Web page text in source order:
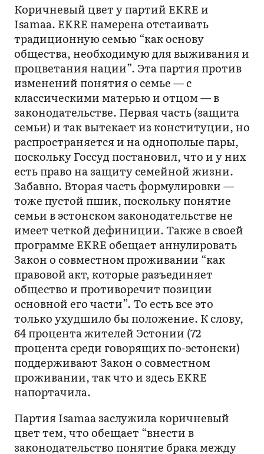
Коричневый цвет у партий EKRE и
Isamaa. EKRE намерена отстаивать
традиционную семью “как основу
общества, необходимую для выживания и
процветания нации”. Эта партия против
изменений понятия о семье — с
классическими матерью и отцом — в
законодательстве. Первая часть (защита
семьи) и так вытекает из конституции, но
распространяется и на однополые пары,
поскольку Госсуд постановил, что и у них
есть право на защиту семейной жизни.
Забавно. Вторая часть формулировки —
тоже пустой пшик, поскольку понятие
семьи в эстонском законодательстве не
имеет четкой дефиниции. Также в своей
программе EKRE обещает аннулировать
Закон о совместном проживании “как
правовой акт, которые разъединяет
общество и противоречит позиции
основной его части”. То есть все это
только ухудшило бы положение. К слову,
64 процента жителей Эстонии (72
процента среди говорящих по-эстонски)
поддерживают Закон о совместном
проживании, так что и здесь EKRE
напортачила.
Партия Isamaa заслужила коричневый
цвет тем, что обещает “внести в
законодательство понятие брака между